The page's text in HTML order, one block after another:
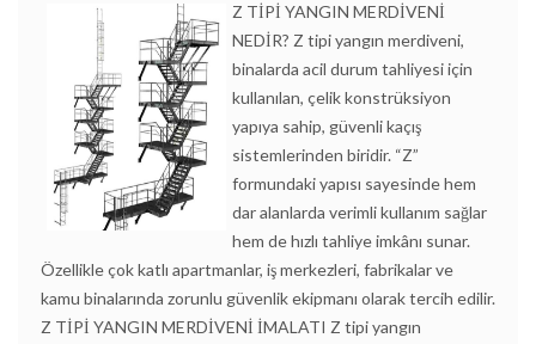
Z TİPİ YANGIN MERDİVENİ
NEDİR? Z tipi yangın merdiveni,
binalarda acil durum tahliyesi için
kullanılan, çelik konstrüksiyon
yapıya sahip, güvenli kaçış
sistemlerinden biridir. “Z”
formundaki yapısı sayesinde hem
dar alanlarda verimli kullanım sağlar
hem de hızlı tahliye imkânı sunar.
Özellikle çok katlı apartmanlar, iş merkezleri, fabrikalar ve
kamu binalarında zorunlu güvenlik ekipmanı olarak tercih edilir.
Z TİPİ YANGIN MERDİVENİ İMALATI Z tipi yangın